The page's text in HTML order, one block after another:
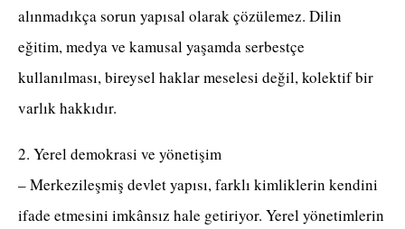
alınmadıkça sorun yapısal olarak çözülemez. Dilin
eğitim, medya ve kamusal yaşamda serbestçe
kullanılması, bireysel haklar meselesi değil, kolektif bir
varlık hakkıdır.
2. Yerel demokrasi ve yönetişim
– Merkezileşmiş devlet yapısı, farklı kimliklerin kendini
ifade etmesini imkânsız hale getiriyor. Yerel yönetimlerin